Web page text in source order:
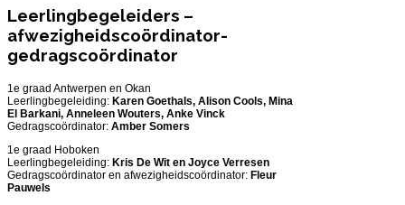
Leerlingbegeleiders –
afwezigheidscoördinator-
gedragscoördinator
1e graad Antwerpen en Okan
Leerlingbegeleiding: Karen Goethals, Alison Cools, Mina
El Barkani, Anneleen Wouters, Anke Vinck
Gedragscoördinator: Amber Somers
1e graad Hoboken
Leerlingbegeleiding: Kris De Wit en Joyce Verresen
Gedragscoördinator en afwezigheidscoördinator: Fleur
Pauwels